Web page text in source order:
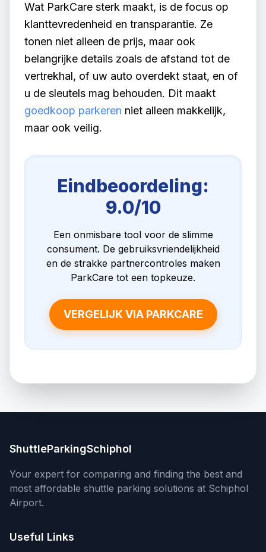
Wat ParkCare sterk maakt, is de focus op
klanttevredenheid en transparantie. Ze
tonen niet alleen de prijs, maar ook
belangrijke details zoals de afstand tot de
vertrekhal, of uw auto overdekt staat, en of
u de sleutels mag behouden. Dit maakt
goedkoop parkeren niet alleen makkelijk,
maar ook veilig.
Eindbeoordeling:
9.0/10
Een onmisbare tool voor de slimme
consument. De gebruiksvriendelijkheid
en de strakke partnercontroles maken
ParkCare tot een topkeuze.
VERGELIJK VIA PARKCARE
ShuttleParkingSchiphol
Your expert for comparing and finding the best and
most affordable shuttle parking solutions at Schiphol
Airport.
Useful Links